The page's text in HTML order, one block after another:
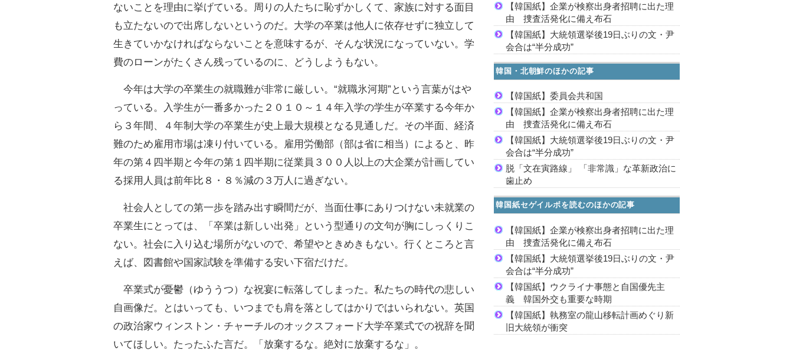
ないことを理由に挙げている。周りの人たちに恥ずかしくて、家族に対する面目
も立たないので出席しないというのだ。大学の卒業は他人に依存せずに独立して
生きていかなければならないことを意味するが、そんな状況になっていない。学
費のローンがたくさん残っているのに、どうしようもない。
今年は大学の卒業生の就職難が非常に厳しい。“就職氷河期”という言葉がはや
っている。入学生が一番多かった２０１０～１４年入学の学生が卒業する今年か
ら３年間、４年制大学の卒業生が史上最大規模となる見通しだ。その半面、経済
難のため雇用市場は凍り付いている。雇用労働部（部は省に相当）によると、昨
年の第４四半期と今年の第１四半期に従業員３００人以上の大企業が計画してい
る採用人員は前年比８・８％減の３万人に過ぎない。
社会人としての第一歩を踏み出す瞬間だが、当面仕事にありつけない未就業の
卒業生にとっては、「卒業は新しい出発」という型通りの文句が胸にしっくりこ
ない。社会に入り込む場所がないので、希望やときめきもない。行くところと言
えば、図書館や国家試験を準備する安い下宿だけだ。
卒業式が憂鬱（ゆううつ）な祝宴に転落してしまった。私たちの時代の悲しい
自画像だ。とはいっても、いつまでも肩を落としてはかりではいられない。英国
の政治家ウィンストン・チャーチルのオックスフォード大学卒業式での祝辞を聞
いてほしい。たったふた言だ。「放棄するな。絶対に放棄するな」。
【韓国紙】企業が検察出身者招聘に出た理
由 捜査活発化に備え布石
【韓国紙】大統領選挙後19日ぶりの文・尹
会合は“半分成功”
韓国・北朝鮮のほかの記事
【韓国紙】委員会共和国
【韓国紙】企業が検察出身者招聘に出た理
由 捜査活発化に備え布石
【韓国紙】大統領選挙後19日ぶりの文・尹
会合は“半分成功”
脱「文在寅路線」 「非常識」な革新政治に
歯止め
韓国紙セゲイルボを読むのほかの記事
【韓国紙】企業が検察出身者招聘に出た理
由 捜査活発化に備え布石
【韓国紙】大統領選挙後19日ぶりの文・尹
会合は“半分成功”
【韓国紙】ウクライナ事態と自国優先主
義 韓国外交も重要な時期
【韓国紙】執務室の龍山移転計画めぐり新
旧大統領が衝突